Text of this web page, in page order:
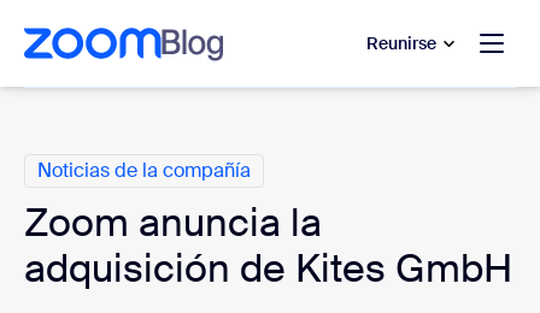
contenido principal
al chat de ayuda
Reunirse
Noticias de la compañía
Zoom anuncia la
adquisición de Kites GmbH